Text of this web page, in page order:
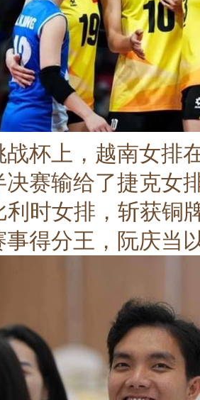
战杯上，越南女排
决赛输给了捷克女
利时女排，斩获铜
事得分王，阮庆当